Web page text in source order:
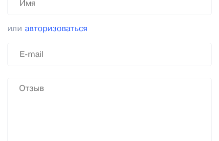
или авторизоваться